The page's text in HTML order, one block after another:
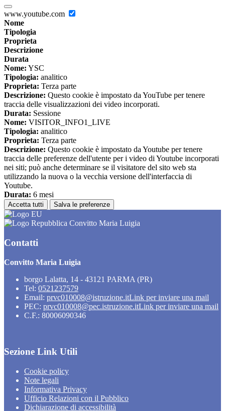
www.youtube.com
Nome
Tipologia
Proprieta
Descrizione
Durata
Nome: YSC
Tipologia: analitico
Proprieta: Terza parte
Descrizione: Questo cookie è impostato da YouTube per tenere
traccia delle visualizzazioni dei video incorporati.
Durata: Sessione
Nome: VISITOR_INFO1_LIVE
Tipologia: analitico
Proprieta: Terza parte
Descrizione: Questo cookie è impostato da Youtube per tenere
traccia delle preferenze dell'utente per i video di Youtube incorporati
nei siti; può anche determinare se il visitatore del sito web sta
utilizzando la nuova o la vecchia versione dell'interfaccia di
Youtube.
Durata: 6 mesi
Accetta tutti Salva le preferenze
Convitto Maria Luigia
Contatti
Convitto Maria Luigia
borgo Lalatta, 14 - 43121 PARMA (PR)
Tel: 0521237579
Email: prvc010008@istruzione.itLink per inviare una mail
PEC: prvc010008@pec.istruzione.itLink per inviare una mail
C.F.: 80006090346
Sezione Link Utili
Cookie policy
Note legali
Informativa Privacy
Ufficio Relazioni con il Pubblico
Dichiarazione di accessibilità